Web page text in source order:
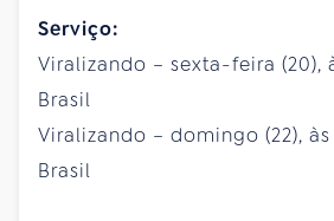
Serviço:
Viralizando – sexta-feira (20),
Brasil
Viralizando – domingo (22), às
Brasil